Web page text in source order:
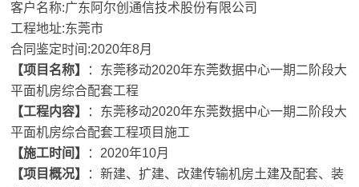
客户名称:广东阿尔创通信技术股份有限公司
工程地址:东莞市
合同鉴定时间:2020年8月
【项目名称】
：东莞移动2020年东莞数据中心一期二阶段大
平面机房综合配套工程
【工程内容】
：东莞移动2020年东莞数据中心一期二阶段大
平面机房综合配套工程项目施工
【施工时间】
：2020年10月
【项目概况】
：新建、扩建、改建传输机房土建及配套、装